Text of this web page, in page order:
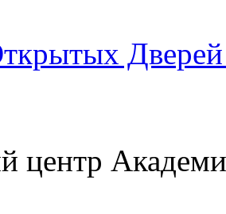
Дверей
центр